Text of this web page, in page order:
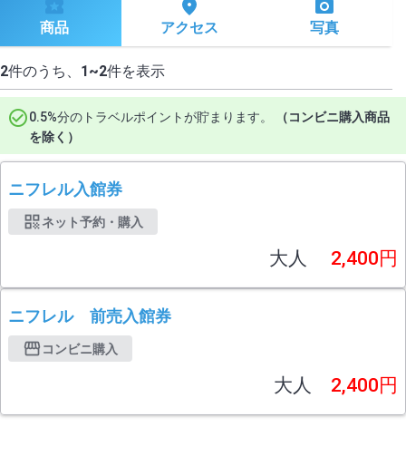
商品 アクセス 写真
2件のうち、 1~2件を表示
0.5%分のトラベルポイントが貯まります。
（コンビニ購入商品
を除く）
ニフレル入館券
ネット予約・購入
大人 2,400円
ニフレル 前売入館券
コンビニ購入
大人 2,400円